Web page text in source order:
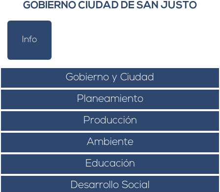
GOBIERNO CIUDAD DE SAN JUSTO
Info
Gobierno y Ciudad
Planeamiento
Producción
Ambiente
Educación
Desarrollo Social